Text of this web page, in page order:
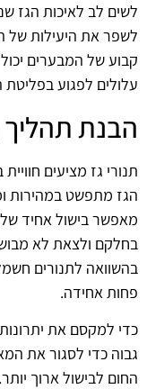
לשים לב לאיכות הגז
לשפר את היעילות של
קבוע של המבערים
עלולים לפגוע בפליטת
הבנת תהליך
תנורי גז מציעים
הגז מתפשט במהירות
מאפשר בישול אחיד
בחלקם ולצאת לא
בהשוואה לתנורים
פחות אחידה.
כדי למקסם את
גבוה כדי לסגור את
החום לבישול ארוך